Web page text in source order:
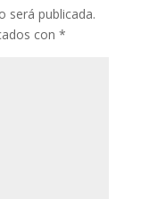
será publicada.
con *